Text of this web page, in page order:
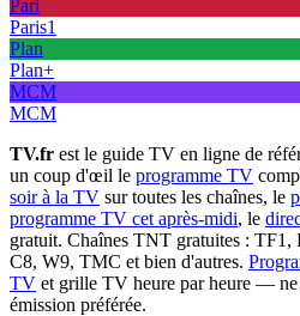
Pari
Paris1
Plan
Plan+
MCM
MCM
TV.fr est le guide TV en ligne de
un coup d'œil le programme TV
soir à la TV sur toutes les chaînes, le
programme TV cet après-midi, le
gratuit. Chaînes TNT gratuites : TF1,
C8, W9, TMC et bien d'autres.
TV et grille TV heure par heure — ne
émission préférée.